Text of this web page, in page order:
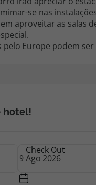
se nas
aproveitar as salas
Europe podem
hotel!
Check Out